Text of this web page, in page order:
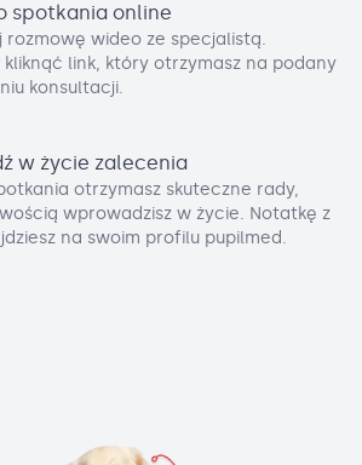
spotkania online
rozmowę wideo ze specjalistą.
link, który otrzymasz na podany
konsultacji.
w życie zalecenia
otrzymasz skuteczne rady,
wprowadzisz w życie. Notatkę z
na swoim profilu pupilmed.